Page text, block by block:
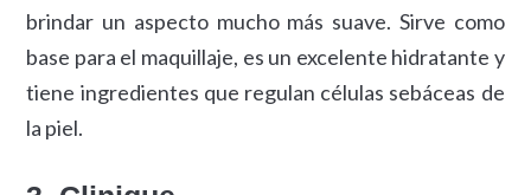
brindar un aspecto mucho más suave. Sirve como
base para el maquillaje, es un excelente hidratante y
tiene ingredientes que regulan células sebáceas de
la piel.